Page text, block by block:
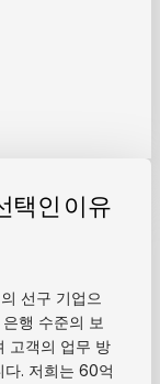
택인 이유
선구 기업으
행 수준의 보
고객의 업무 방
다. 저희는 60억